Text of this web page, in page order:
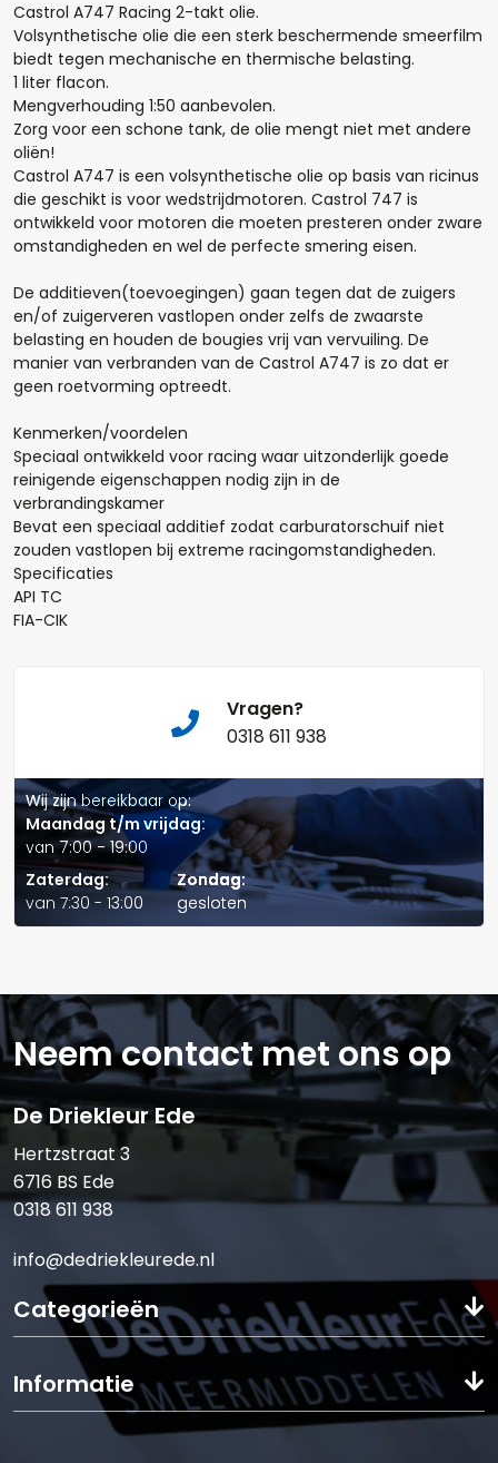
Castrol A747 Racing 2-takt olie.
Volsynthetische olie die een sterk beschermende smeerfilm
biedt tegen mechanische en thermische belasting.
1 liter flacon.
Mengverhouding 1:50 aanbevolen.
Zorg voor een schone tank, de olie mengt niet met andere
oliën!
Castrol A747 is een volsynthetische olie op basis van ricinus
die geschikt is voor wedstrijdmotoren. Castrol 747 is
ontwikkeld voor motoren die moeten presteren onder zware
omstandigheden en wel de perfecte smering eisen.
De additieven(toevoegingen) gaan tegen dat de zuigers
en/of zuigerveren vastlopen onder zelfs de zwaarste
belasting en houden de bougies vrij van vervuiling. De
manier van verbranden van de Castrol A747 is zo dat er
geen roetvorming optreedt.
Kenmerken/voordelen
Speciaal ontwikkeld voor racing waar uitzonderlijk goede
reinigende eigenschappen nodig zijn in de
verbrandingskamer
Bevat een speciaal additief zodat carburatorschuif niet
zouden vastlopen bij extreme racingomstandigheden.
Specificaties
API TC
FIA-CIK
Vragen?
0318 611 938
Wij zijn bereikbaar op:
Maandag t/m vrijdag:
van 7:00 - 19:00
Zaterdag:
van 7:30 - 13:00
Zondag:
gesloten
Hoeveel liter*:
Aantal
- +
Naam*
E-mail:*
Neem contact met ons op
De Driekleur Ede
Hertzstraat 3
6716 BS Ede
0318 611 938
info@dedriekleurede.nl
Categorieën
Informatie